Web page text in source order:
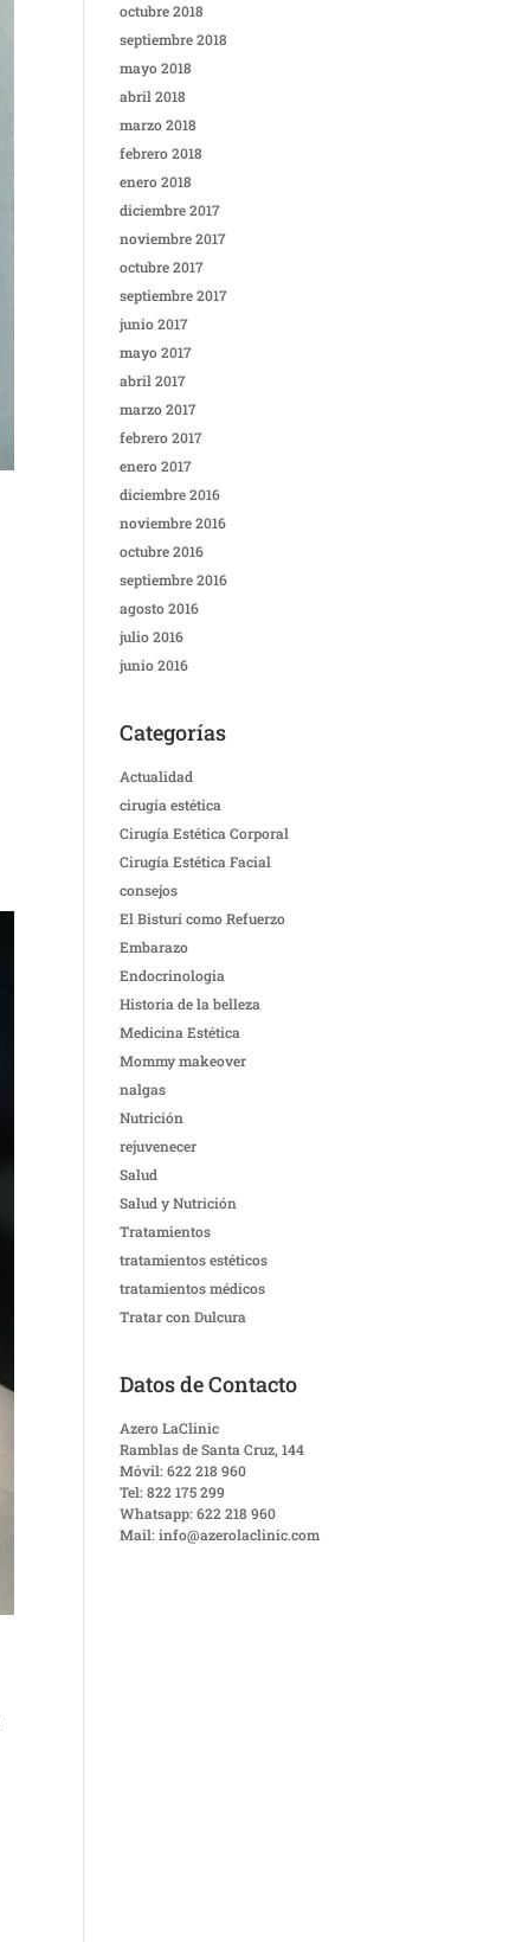
octubre 2018
septiembre 2018
mayo 2018
abril 2018
marzo 2018
febrero 2018
enero 2018
diciembre 2017
noviembre 2017
octubre 2017
septiembre 2017
junio 2017
mayo 2017
abril 2017
marzo 2017
febrero 2017
enero 2017
diciembre 2016
noviembre 2016
octubre 2016
septiembre 2016
agosto 2016
julio 2016
junio 2016
Categorías
Actualidad
cirugía estética
Cirugía Estética Corporal
Cirugía Estética Facial
consejos
El Bisturí como Refuerzo
Embarazo
Endocrinologia
Historia de la belleza
Medicina Estética
Mommy makeover
nalgas
Nutrición
rejuvenecer
Salud
Salud y Nutrición
Tratamientos
tratamientos estéticos
tratamientos médicos
Tratar con Dulcura
Datos de Contacto
Azero LaClinic
Ramblas de Santa Cruz, 144
Móvil: 622 218 960
Tel: 822 175 299
Whatsapp: 622 218 960
Mail: info@azerolaclinic.com